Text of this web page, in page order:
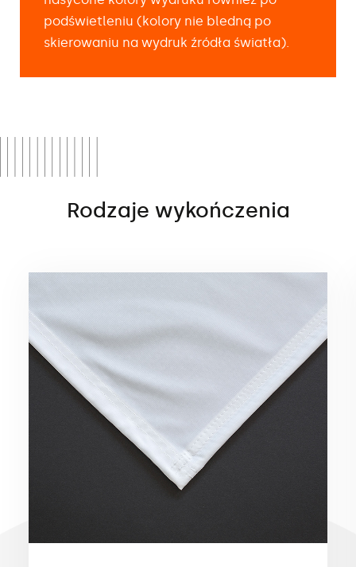
podświetleniu (kolory nie bledną po
skierowaniu na wydruk źródła światła).
Rodzaje wykończenia